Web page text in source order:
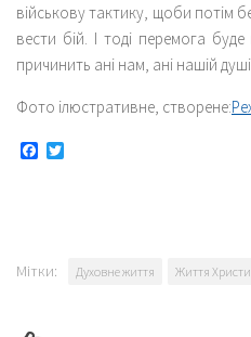
військову тактику, щоби потім
вести бій. І тоді перемога
причинить ані нам, ані нашій
Фото ілюстративне, створене:
Facebook
Мітки: Духовне життя Життя